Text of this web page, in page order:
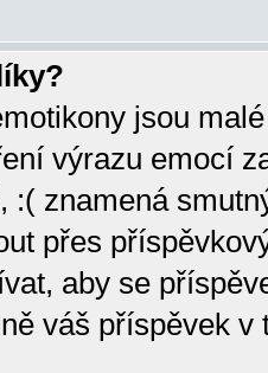
jsou
výrazu emocí
:( znamená
přes
aby se
váš příspěvek v